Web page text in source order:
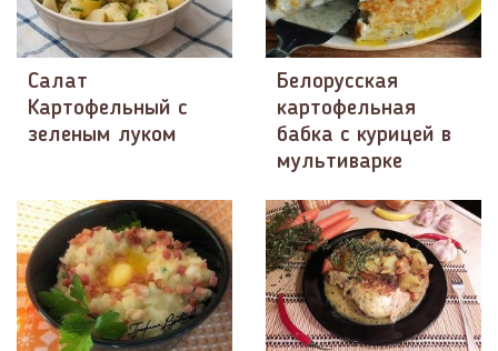
Салат
Картофельный с
зеленым луком
Белорусская
картофельная
бабка с курицей в
мультиварке